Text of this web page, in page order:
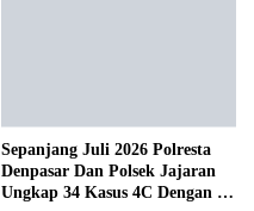
Sepanjang Juli 2026 Polresta
Denpasar Dan Polsek Jajaran
Ungkap 34 Kasus 4C Dengan 42